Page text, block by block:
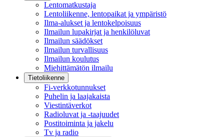
Lentomatkustaja
Lentoliikenne, lentopaikat ja ympäristö
Ilma-alukset ja lentokelpoisuus
Ilmailun lupakirjat ja henkilöluvat
Ilmailun säädökset
Ilmailun turvallisuus
Ilmailun koulutus
Miehittämätön ilmailu
Tietoliikenne
Fi-verkkotunnukset
Puhelin ja laajakaista
Viestintäverkot
Radioluvat ja -taajuudet
Postitoiminta ja jakelu
Tv ja radio